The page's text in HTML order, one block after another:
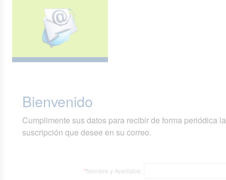
Bienvenido
Cumplimente sus datos para recibir de forma periódica
suscripción que desee en su correo.
*Nombre y Apellidos: